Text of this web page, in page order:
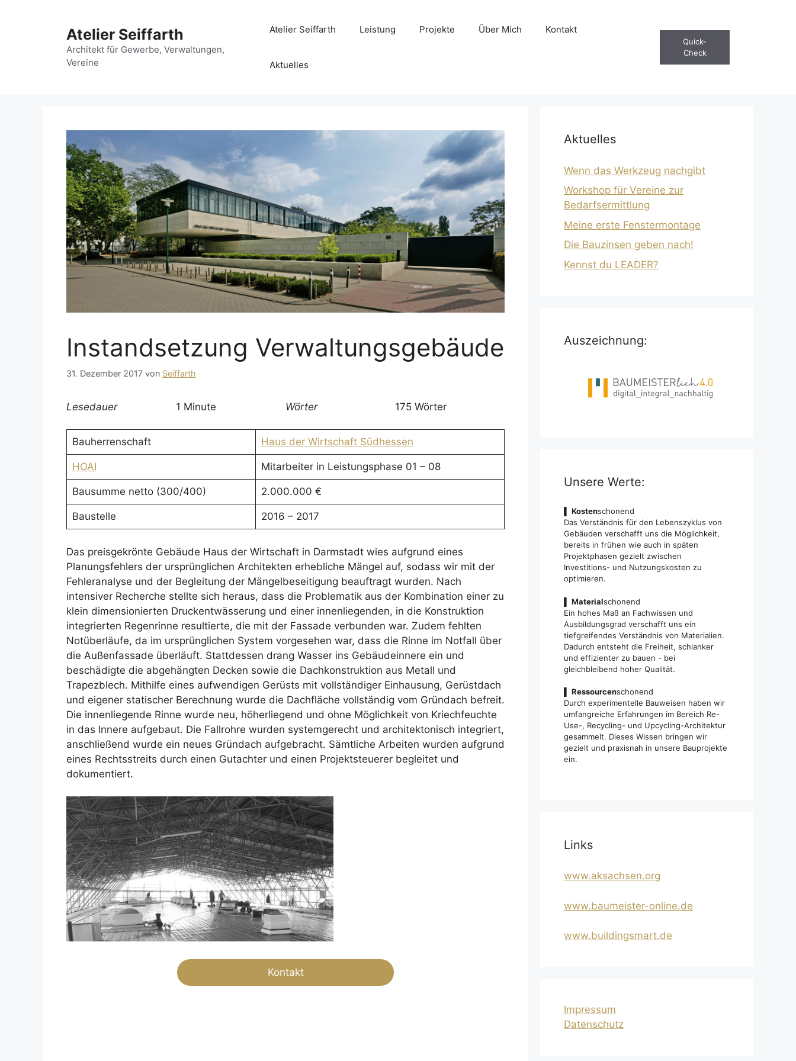
Atelier Seiffarth
Architekt für Gewerbe, Verwaltungen,
Vereine
Atelier Seiffarth Leistung Projekte Über Mich Kontakt
Aktuelles
Quick-
Check
Instandsetzung Verwaltungsgebäude
31. Dezember 2017 von Seiffarth
Lesedauer 1 Minute Wörter 175 Wörter
Bauherrenschaft Haus der Wirtschaft Südhessen
HOAI Mitarbeiter in Leistungsphase 01 – 08
Bausumme netto (300/400) 2.000.000 €
Baustelle 2016 – 2017
Das preisgekrönte Gebäude Haus der Wirtschaft in Darmstadt wies aufgrund eines
Planungsfehlers der ursprünglichen Architekten erhebliche Mängel auf, sodass wir mit der
Fehleranalyse und der Begleitung der Mängelbeseitigung beauftragt wurden. Nach
intensiver Recherche stellte sich heraus, dass die Problematik aus der Kombination einer zu
klein dimensionierten Druckentwässerung und einer innenliegenden, in die Konstruktion
integrierten Regenrinne resultierte, die mit der Fassade verbunden war. Zudem fehlten
Notüberläufe, da im ursprünglichen System vorgesehen war, dass die Rinne im Notfall über
die Außenfassade überläuft. Stattdessen drang Wasser ins Gebäudeinnere ein und
beschädigte die abgehängten Decken sowie die Dachkonstruktion aus Metall und
Trapezblech. Mithilfe eines aufwendigen Gerüsts mit vollständiger Einhausung, Gerüstdach
und eigener statischer Berechnung wurde die Dachfläche vollständig vom Gründach befreit.
Die innenliegende Rinne wurde neu, höherliegend und ohne Möglichkeit von Kriechfeuchte
in das Innere aufgebaut. Die Fallrohre wurden systemgerecht und architektonisch integriert,
anschließend wurde ein neues Gründach aufgebracht. Sämtliche Arbeiten wurden aufgrund
eines Rechtsstreits durch einen Gutachter und einen Projektsteuerer begleitet und
dokumentiert.
Kontakt
Aktuelles
Wenn das Werkzeug nachgibt
Workshop für Vereine zur
Bedarfsermittlung
Meine erste Fenstermontage
Die Bauzinsen geben nach!
Kennst du LEADER?
Auszeichnung:
Unsere Werte:
Kostenschonend
Das Verständnis für den Lebenszyklus von
Gebäuden verschafft uns die Möglichkeit,
bereits in frühen wie auch in späten
Projektphasen gezielt zwischen
Investitions- und Nutzungskosten zu
optimieren.
Materialschonend
Ein hohes Maß an Fachwissen und
Ausbildungsgrad verschafft uns ein
tiefgreifendes Verständnis von Materialien.
Dadurch entsteht die Freiheit, schlanker
und effizienter zu bauen - bei
gleichbleibend hoher Qualität.
Ressourcenschonend
Durch experimentelle Bauweisen haben wir
umfangreiche Erfahrungen im Bereich Re-
Use-, Recycling- und Upcycling-Architektur
gesammelt. Dieses Wissen bringen wir
gezielt und praxisnah in unsere Bauprojekte
ein.
Links
www.aksachsen.org
www.baumeister-online.de
www.buildingsmart.de
Impressum
Datenschutz